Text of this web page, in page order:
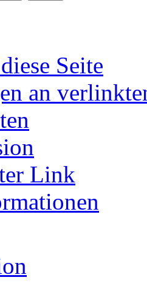
Seite
an
Link